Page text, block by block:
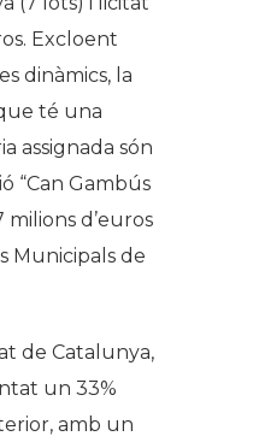
Excloent
dinàmics, la
té una
assignada són
“Can Gambús
milions d’euros
Municipals de
de Catalunya,
un 33%
amb un